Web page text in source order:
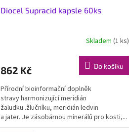
Diocel Supracid kapsle 60ks
Skladem (1 ks)
862 Kč Do košíku
Přírodní bioinformační doplněk
stravy harmonizující meridián
žaludku .žlučníku, meridián ledvin
a jater. Je zásobárnou minerálů pro kosti,...